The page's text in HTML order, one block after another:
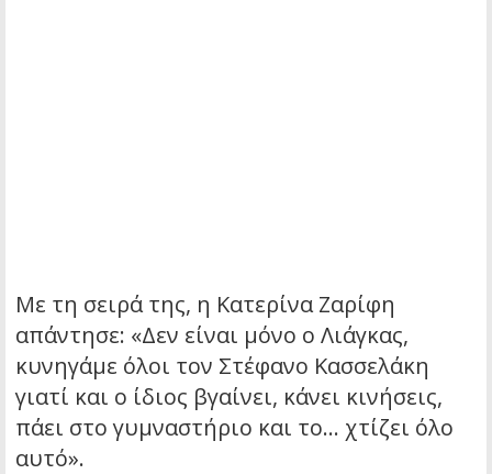
Με τη σειρά της, η Κατερίνα Ζαρίφη
απάντησε: «Δεν είναι μόνο ο Λιάγκας,
κυνηγάμε όλοι τον Στέφανο Κασσελάκη
γιατί και ο ίδιος βγαίνει, κάνει κινήσεις,
πάει στο γυμναστήριο και το… χτίζει όλο
αυτό».